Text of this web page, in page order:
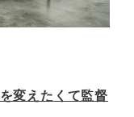
変えたくて監督